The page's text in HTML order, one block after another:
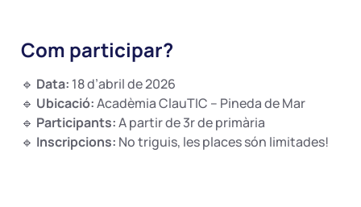
Com participar?
🔹 Data: 18 d’abril de 2026
🔹 Ubicació:Acadèmia ClauTIC – Pineda de Mar
🔹 Participants:A partir de 3r de primària
🔹 Inscripcions: No triguis, les places són limitades!